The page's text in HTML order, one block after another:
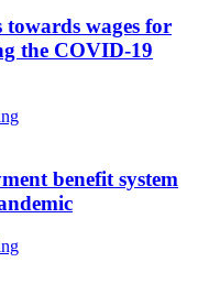
wages for
the COVID-19
benefit system